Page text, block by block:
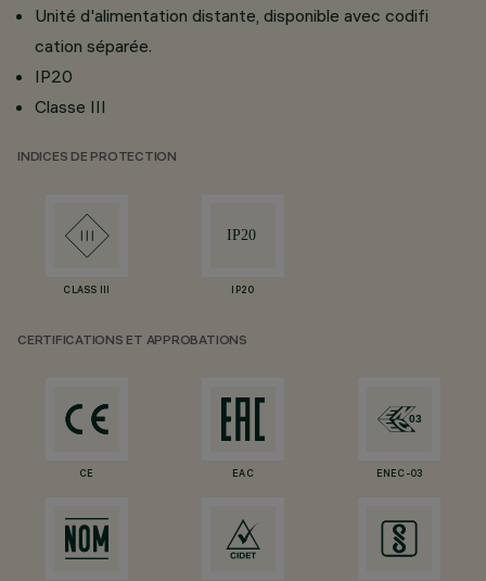
Unité d'alimentation distante, disponible avec codifi
cation séparée.
IP20
Classe III
INDICES DE PROTECTION
CLASS III IP20
CERTIFICATIONS ET APPROBATIONS
CE EAC ENEC-03